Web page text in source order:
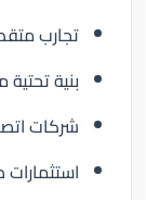
تجارب
بنية تحتية
شركات